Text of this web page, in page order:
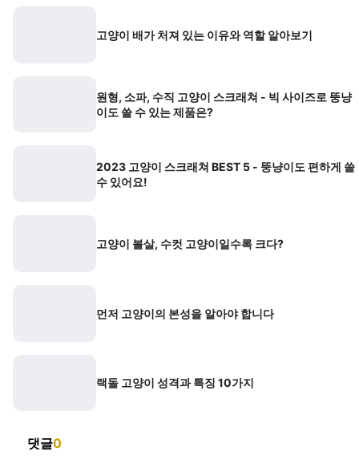
고양이 배가 처져 있는 이유와 역할 알아보기
원형, 소파, 수직 고양이 스크래쳐 - 빅 사이즈로 뚱냥
이도 쓸 수 있는 제품은?
2023 고양이 스크래쳐 BEST 5 - 뚱냥이도 편하게 쓸
수 있어요!
고양이 볼살, 수컷 고양이일수록 크다?
먼저 고양이의 본성을 알아야 합니다
랙돌 고양이 성격과 특징 10가지
댓글0